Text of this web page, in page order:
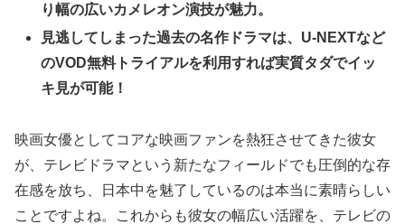
り幅の広いカメレオン演技が魅力。
見逃してしまった過去の名作ドラマは、U-NEXTなど
のVOD無料トライアルを利用すれば実質タダでイッ
キ見が可能！
映画女優としてコアな映画ファンを熱狂させてきた彼女
が、テレビドラマという新たなフィールドでも圧倒的な存
在感を放ち、日本中を魅了しているのは本当に素晴らしい
ことですよね。これからも彼女の幅広い活躍を、テレビの